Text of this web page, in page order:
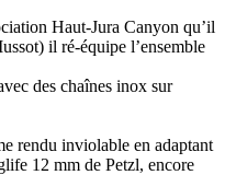
Haut-Jura Canyon qu’il
il ré-équipe l’ensemble
des chaînes inox sur
rendu inviolable en adaptant
12 mm de Petzl, encore